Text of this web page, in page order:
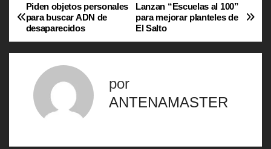
N
a
Lanzan “Escuelas al 100”
para mejorar planteles de
El Salto
Piden objetos personales
para buscar ADN de
desaparecidos
por
ANTENAMASTER